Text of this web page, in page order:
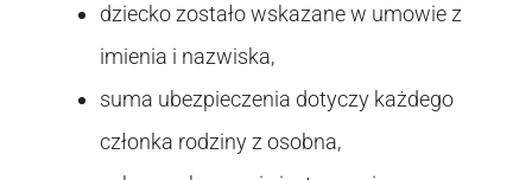
dziecko zostało wskazane w umowie z
imienia i nazwiska,
suma ubezpieczenia dotyczy każdego
członka rodziny z osobna,